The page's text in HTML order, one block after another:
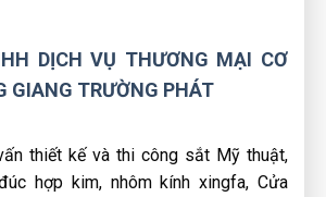
DỊCH VỤ THƯƠNG MẠI CƠ
GIANG TRƯỜNG PHÁT
thiết kế và thi công sắt Mỹ thuật,
hợp kim, nhôm kính xingfa, Cửa